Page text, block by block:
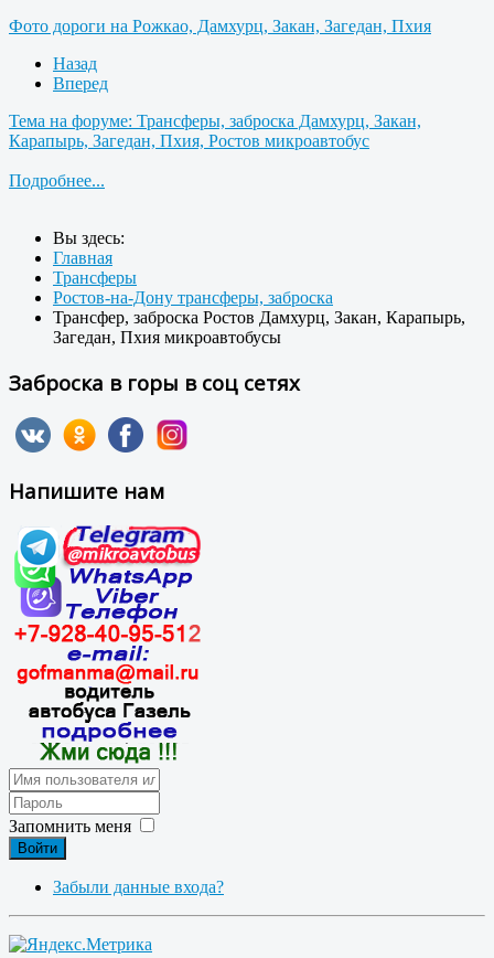
Фото дороги на Рожкао, Дамхурц, Закан, Загедан, Пхия
Назад
Вперед
Тема на форуме: Трансферы, заброска Дамхурц, Закан,
Карапырь, Загедан, Пхия, Ростов микроавтобус
Подробнее...
Вы здесь:
Главная
Трансферы
Ростов-на-Дону трансферы, заброска
Трансфер, заброска Ростов Дамхурц, Закан, Карапырь,
Загедан, Пхия микроавтобусы
Заброска в горы в соц сетях
Напишите нам
Запомнить меня
Войти
Забыли данные входа?